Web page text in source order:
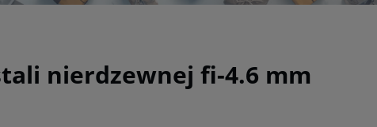
nierdzewnej fi-4.6 mm